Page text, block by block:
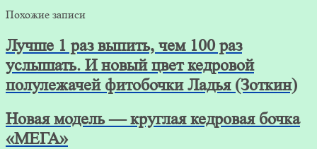
Похожие записи
Лучше 1 раз выпить, чем 100 раз
услышать. И новый цвет кедровой
полулежачей фитобочки Ладья (Зоткин)
Новая модель — круглая кедровая бочка
«МЕГА»